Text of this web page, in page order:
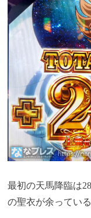
最初の天馬降臨は
の聖衣が余ってい